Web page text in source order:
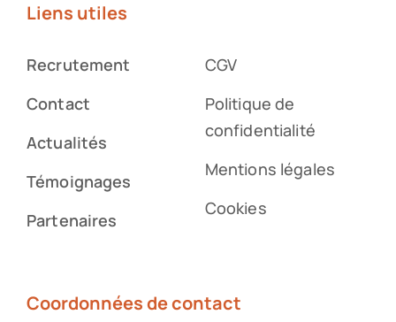
Liens utiles
Recrutement
Contact
Actualités
Témoignages
Partenaires
CGV
Politique de
confidentialité
Mentions légales
Cookies
Coordonnées de contact